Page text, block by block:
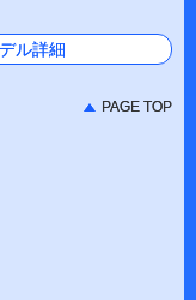
ル詳細
PAGE TOP